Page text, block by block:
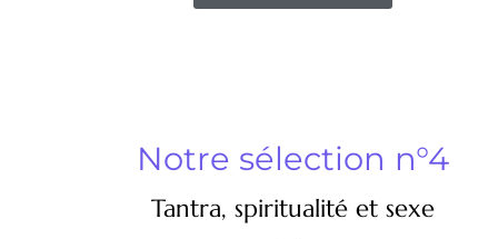
Notre sélection n°4
Tantra, spiritualité et sexe